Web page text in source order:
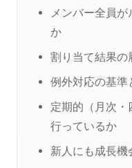
メンバー全員
か
割り当て結果の
例外対応の基準
定期的（月次・
行っているか
新人にも成長